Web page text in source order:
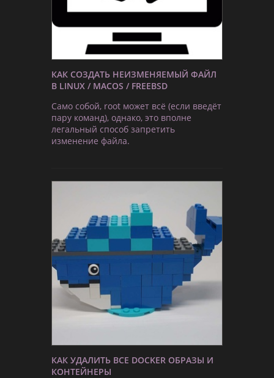
КАК СОЗДАТЬ НЕИЗМЕНЯЕМЫЙ ФАЙЛ
В LINUX / MACOS / FREEBSD
Само собой, root может всё (если введёт
пару команд), однако, это вполне
легальный способ запретить
изменение файла.
КАК УДАЛИТЬ ВСЕ DOCKER ОБРАЗЫ И
КОНТЕЙНЕРЫ